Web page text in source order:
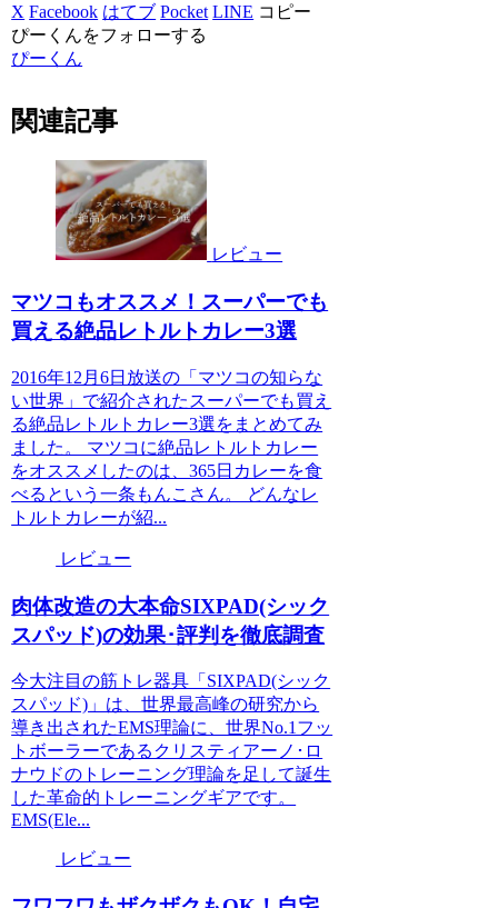
X Facebook はてブ Pocket LINE コピー
ぴーくんをフォローする
ぴーくん
関連記事
レビュー
マツコもオススメ！スーパーでも
買える絶品レトルトカレー3選
2016年12月6日放送の「マツコの知らな
い世界」で紹介されたスーパーでも買え
る絶品レトルトカレー3選をまとめてみ
ました。 マツコに絶品レトルトカレー
をオススメしたのは、365日カレーを食
べるという一条もんこさん。 どんなレ
トルトカレーが紹...
レビュー
肉体改造の大本命SIXPAD(シック
スパッド)の効果･評判を徹底調査
今大注目の筋トレ器具「SIXPAD(シック
スパッド)」は、世界最高峰の研究から
導き出されたEMS理論に、世界No.1フッ
トボーラーであるクリスティアーノ･ロ
ナウドのトレーニング理論を足して誕生
した革命的トレーニングギアです。
EMS(Ele...
レビュー